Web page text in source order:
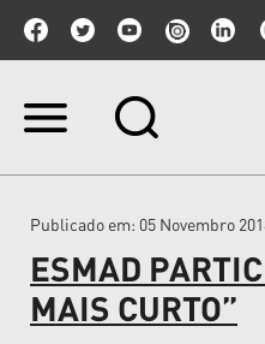
Ir
Ir
navegação
Publicado em: 05 Novembro
ESMAD
MAIS CURTO”